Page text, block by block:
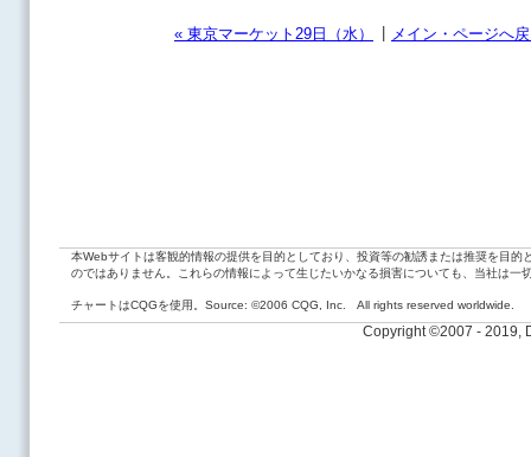
« 東京マーケット29日（水） メイン・ページへ
本Webサイトは客観的情報の提供を目的としており、投資等の勧誘または推奨を目
のではありません。これらの情報によって生じたいかなる損害についても、当社は一
チャートはCQGを使用。Source: ©2006 CQG, Inc. All rights reserved worldwide.
Copyright ©2007 - 2019,